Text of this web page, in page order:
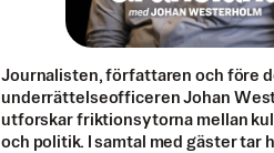
Journalisten, författaren och före
underrättelseofficeren Johan
utforskar friktionsytorna mellan
och politik. I samtal med gäster tar